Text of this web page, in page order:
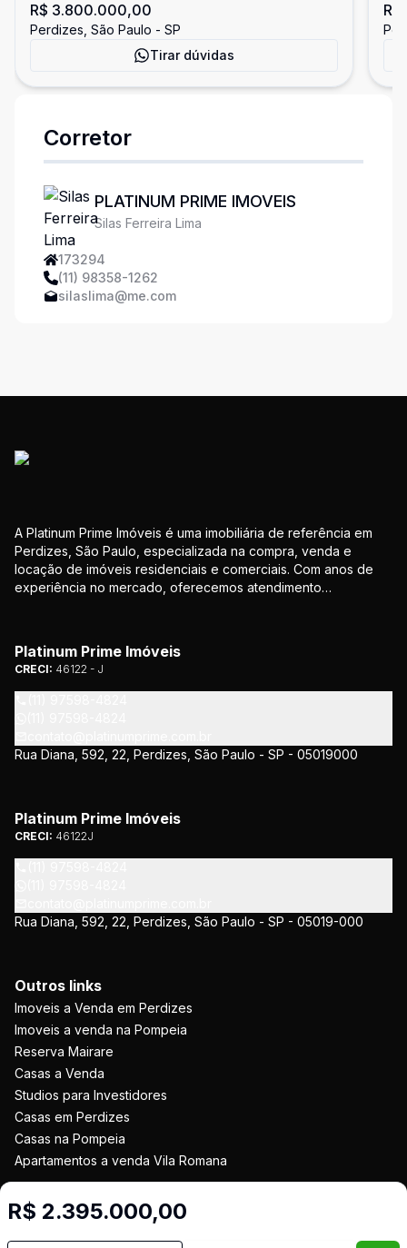
R$ 3.800.000,00
Perdizes, São Paulo - SP
Tirar dúvidas
Corretor
PLATINUM PRIME IMOVEIS
Silas Ferreira Lima
173294
(11) 98358-1262
silaslima@me.com
R$ 2.395.000,00
A Platinum Prime Imóveis é uma imobiliária de referência em
Perdizes, São Paulo, especializada na compra, venda e
locação de imóveis residenciais e comerciais. Com anos de
experiência no mercado, oferecemos atendimento
segurança e confiança em todas as etapas da negociação.
Platinum Prime Imóveis
CRECI: 46122 - J
Rua Diana, 592, 22, Perdizes, São Paulo - SP - 05019000
Platinum Prime Imóveis
CRECI: 46122J
Rua Diana, 592, 22, Perdizes, São Paulo - SP - 05019-000
Outros links
Imoveis a Venda em Perdizes
Imoveis a venda na Pompeia
Reserva Mairare
Casas a Venda
Studios para Investidores
Casas em Perdizes
Casas na Pompeia
Apartamentos a venda Vila Romana